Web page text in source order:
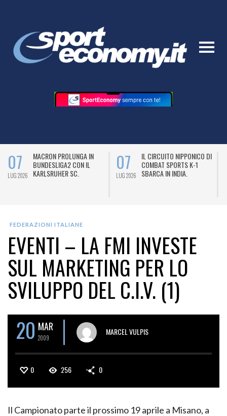
07
LUG 2026
MACRON PROLUNGA IN
BUNDESLIGA2 CON IL
KARLSRUHER SC.
07
LUG 2026
IL CIRCUITO NIPPONICO DI
COMBAT SPORTS K-1
SBARCA IN INDIA.
FEDERAZIONI ITALIANE
EVENTI – LA FMI INVESTE
SUL MARKETING PER LO
SVILUPPO DEL C.I.V. (1)
20 MAR
2009
MARCEL VULPIS
0 256 0
Il Campionato parte il prossimo 19 aprile a Misano, a